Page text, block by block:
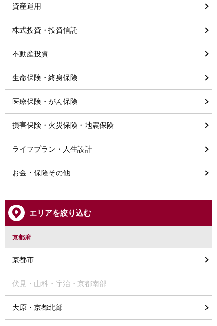
資産運用
株式投資・投資信託
不動産投資
生命保険・終身保険
医療保険・がん保険
損害保険・火災保険・地震保険
ライフプラン・人生設計
お金・保険その他
エリアを絞り込む
京都府
京都市
伏見・山科・宇治・京都南部
大原・京都北部